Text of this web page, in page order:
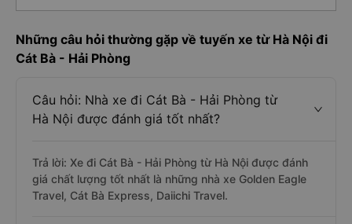
Những câu hỏi thường gặp về tuyến xe từ Hà Nội đi
Cát Bà - Hải Phòng
Câu hỏi: Nhà xe đi Cát Bà - Hải Phòng từ
Hà Nội được đánh giá tốt nhất?
Trả lời: Xe đi Cát Bà - Hải Phòng từ Hà Nội được đánh
giá chất lượng tốt nhất là những nhà xe Golden Eagle
Travel, Cát Bà Express, Daiichi Travel.